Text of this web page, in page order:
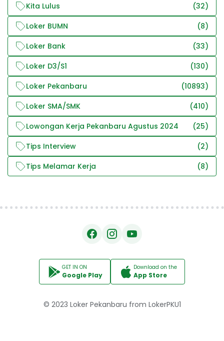
Kita Lulus
(32)
Loker BUMN
(8)
Loker Bank
(33)
Loker D3/S1
(130)
Loker Pekanbaru
(10893)
Loker SMA/SMK
(410)
Lowongan Kerja Pekanbaru Agustus 2024
(25)
Tips Interview
(2)
Tips Melamar Kerja
(8)
GET IN ON
Google Play
Download on the
App Store
© 2023 Loker Pekanbaru from LokerPKU1